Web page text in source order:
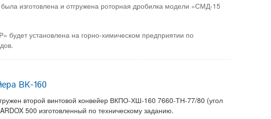
была изготовлена и отгружена роторная дробилка модели «СМД-15
установлена на горно-химическом предприятии по
ВК-160
второй винтовой конвейер ВКПО-ХШ-160 7660-ТН-77/80 (угол
500 изготовленный по техническому заданию.